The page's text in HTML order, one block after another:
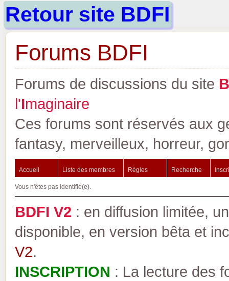
Retour site BDFI
Forums BDFI
Forums de discussions du site B
l'Imaginaire
Ces forums sont réservés aux
fantasy, merveilleux, horreur,
Accueil Liste des membres Règles Recherche
Vous n'êtes pas identifié(e).
BDFI V2 : en diffusion limitée,
disponible, en version bêta et
V2.
INSCRIPTION : La lecture des